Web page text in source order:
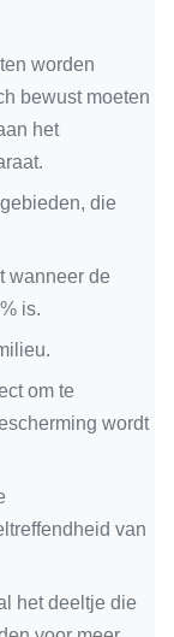
worden
bewust moeten
het
die
wanneer de
is.
om te
wordt
van
het deeltje die